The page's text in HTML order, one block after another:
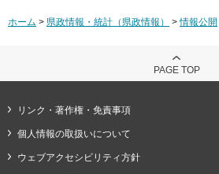
ホーム > 県政情報・統計（県政情報） >情報公開
PAGE TOP
リンク・著作権・免責事項
個人情報の取扱いについて
ウェブアクセシビリティ方針